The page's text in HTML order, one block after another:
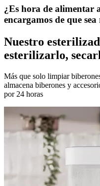
¿Es hora de alimentar
encargamos de que
Nuestro
esterilizarlo,
Más que solo limpiar
almacena biberones y
por 24 horas